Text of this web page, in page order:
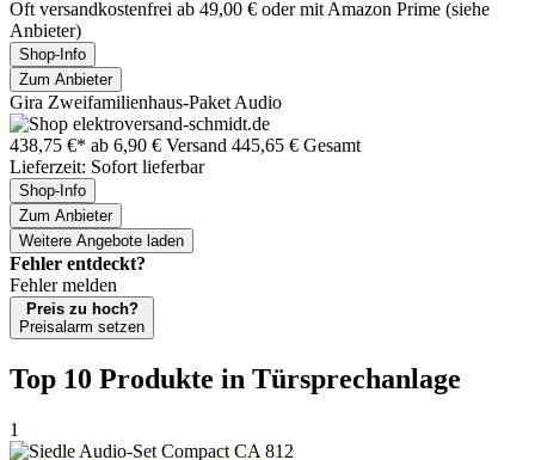
Oft versandkostenfrei ab 49,00 € oder mit Amazon Prime (siehe
Anbieter)
Shop-Info
Zum Anbieter
Gira Zweifamilienhaus-Paket Audio
438,75 €* ab 6,90 € Versand 445,65 € Gesamt
Lieferzeit: Sofort lieferbar
Shop-Info
Zum Anbieter
Weitere Angebote laden
Fehler entdeckt?
Fehler melden
Preis zu hoch?
Preisalarm setzen
Top 10 Produkte in Türsprechanlage
1